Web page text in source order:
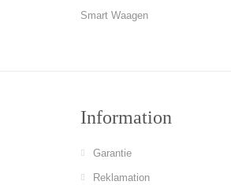
Smart Waagen
Information
Garantie
Reklamation